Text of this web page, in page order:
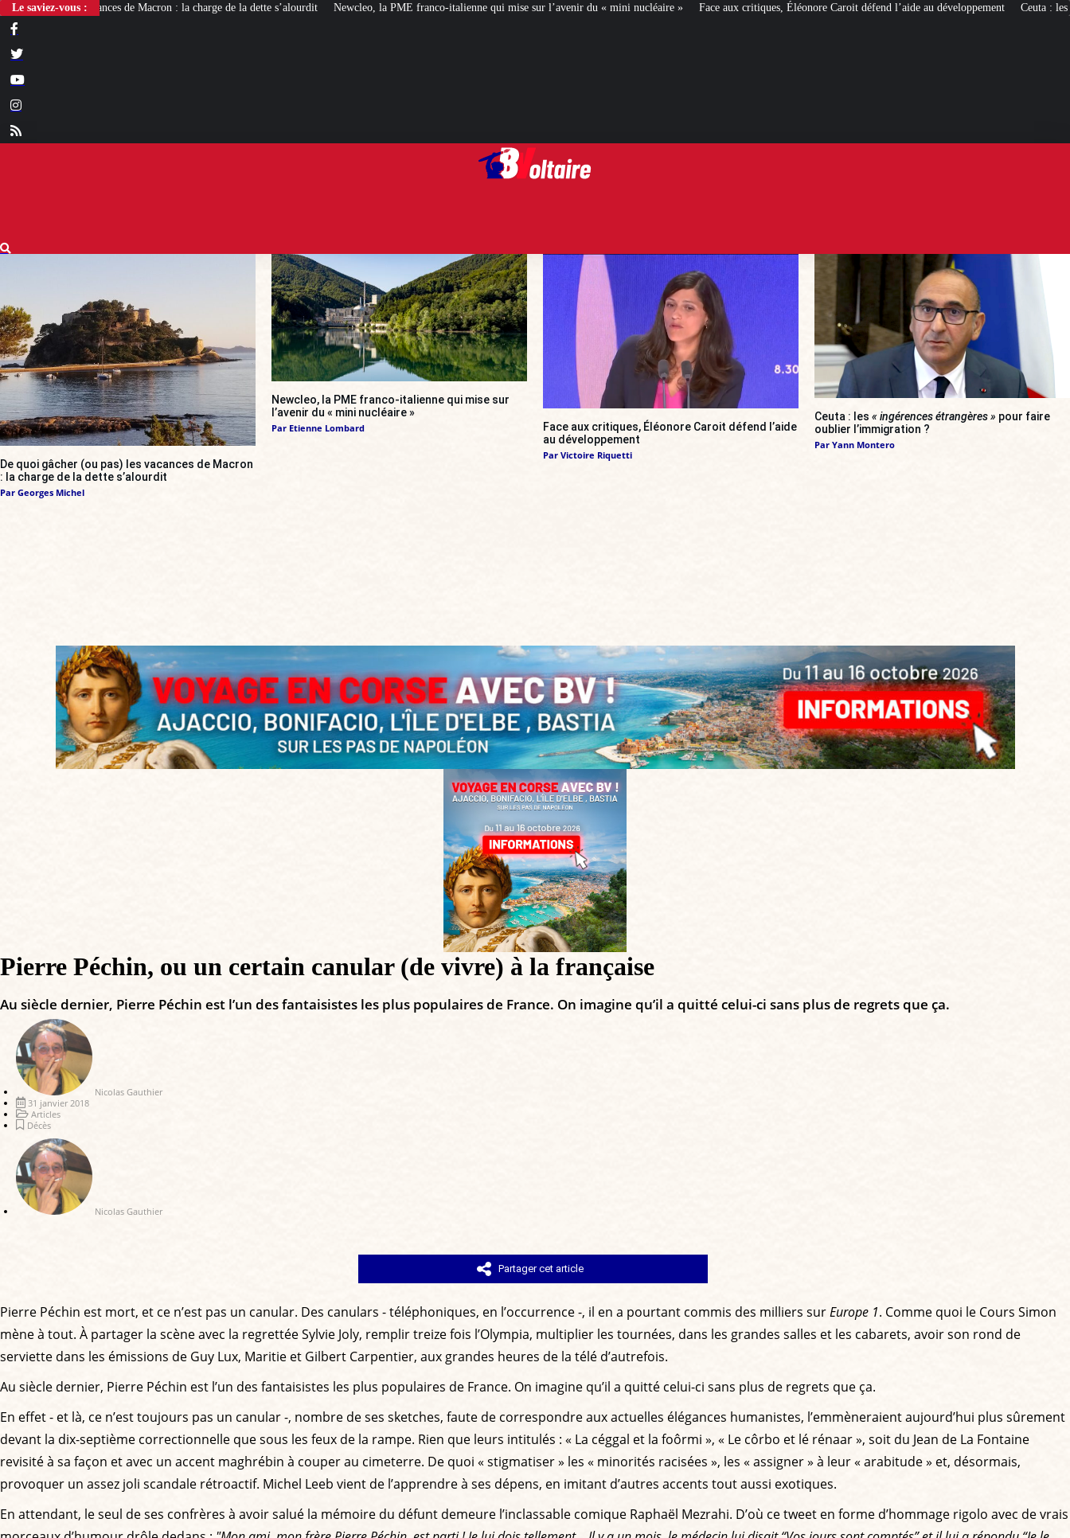
Le saviez-vous :
Macron : la charge de la dette s’alourdit Newcleo, la PME franco-italienne qui mise sur l’avenir du « mini nucléaire » Face aux critiques, Éléonore Caroit défend l’aide au développement Ceuta : les« ingérences étrangères »
De quoi gâcher (ou pas) les vacances de Macron
: la charge de la dette s’alourdit
Par Georges Michel
Newcleo, la PME franco-italienne qui mise sur
l’avenir du « mini nucléaire »
Par Etienne Lombard
Face aux critiques, Éléonore Caroit défend l’aide
au développement
Par Victoire Riquetti
Ceuta : les « ingérences étrangères » pour faire
oublier l’immigration ?
Par Yann Montero
Pierre Péchin, ou un certain canular (de vivre) à la française
Au siècle dernier, Pierre Péchin est l’un des fantaisistes les plus populaires de France. On imagine qu’il a quitté celui-ci sans plus de regrets que ça.
Nicolas Gauthier
31 janvier 2018
Articles
Décès
Nicolas Gauthier
Partager cet article
Pierre Péchin est mort, et ce n’est pas un canular. Des canulars - téléphoniques, en l’occurrence -, il en a pourtant commis des milliers surEurope 1. Comme quoi le Cours Simon
mène à tout. À partager la scène avec la regrettée Sylvie Joly, remplir treize fois l’Olympia, multiplier les tournées, dans les grandes salles et les cabarets, avoir son rond de
serviette dans les émissions de Guy Lux, Maritie et Gilbert Carpentier, aux grandes heures de la télé d’autrefois.
Au siècle dernier, Pierre Péchin est l’un des fantaisistes les plus populaires de France. On imagine qu’il a quitté celui-ci sans plus de regrets que ça.
En effet - et là, ce n’est toujours pas un canular -, nombre de ses sketches, faute de correspondre aux actuelles élégances humanistes, l’emmèneraient aujourd’hui plus sûrement
devant la dix-septième correctionnelle que sous les feux de la rampe. Rien que leurs intitulés : « La céggal et la foôrmi », « Le côrbo et lé rénaar », soit du Jean de La Fontaine
revisité à sa façon et avec un accent maghrébin à couper au cimeterre. De quoi « stigmatiser » les « minorités racisées », les « assigner » à leur « arabitude » et, désormais,
provoquer un assez joli scandale rétroactif. Michel Leeb vient de l’apprendre à ses dépens, en imitant d’autres accents tout aussi exotiques.
En attendant, le seul de ses confrères à avoir salué la mémoire du défunt demeure l’inclassable comique Raphaël Mezrahi. D’où ce tweet en forme d’hommage rigolo avec de vrais